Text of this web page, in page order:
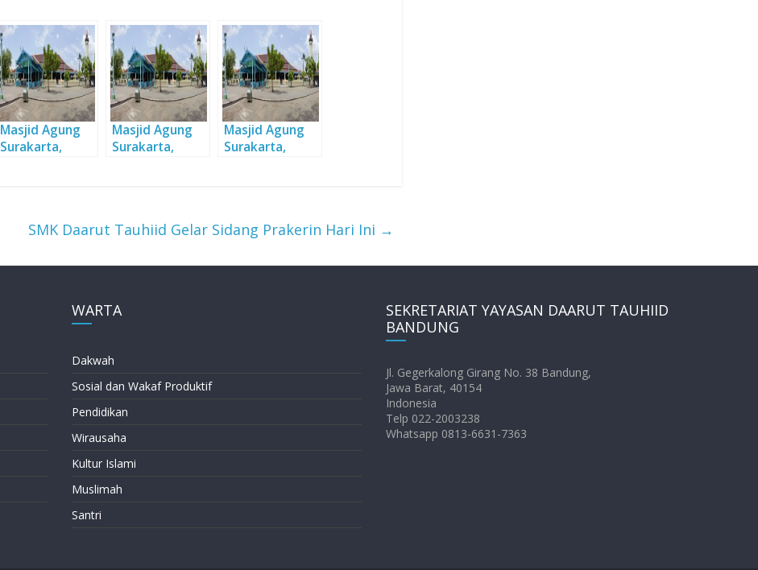
Masjid Agung
Surakarta,
Masjid Agung
Surakarta,
Masjid Agung
Surakarta,
SMK Daarut Tauhiid Gelar Sidang Prakerin Hari Ini →
WARTA
Dakwah
Sosial dan Wakaf Produktif
Pendidikan
Wirausaha
Kultur Islami
Muslimah
Santri
SEKRETARIAT YAYASAN DAARUT TAUHIID
BANDUNG
Jl. Gegerkalong Girang No. 38 Bandung,
Jawa Barat, 40154
Indonesia
Telp 022-2003238
Whatsapp 0813-6631-7363